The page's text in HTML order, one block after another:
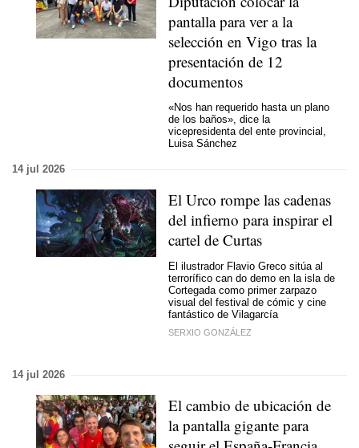
pantalla para ver a la
selección en Vigo tras la
presentación de 12
documentos
«Nos han requerido hasta un plano
de los baños», dice la
vicepresidenta del ente provincial,
Luisa Sánchez
14 jul 2026
El Urco rompe las cadenas
del infierno para inspirar el
cartel de Curtas
El ilustrador Flavio Greco sitúa al
terrorífico can do demo en la isla de
Cortegada como primer zarpazo
visual del festival de cómic y cine
fantástico de Vilagarcía
SERXIO GONZÁLEZ
14 jul 2026
El cambio de ubicación de
la pantalla gigante para